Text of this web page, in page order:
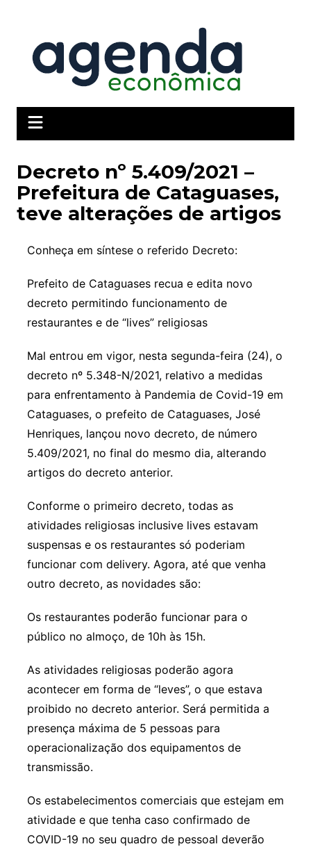
conteúdo
Decreto nº 5.409/2021 –
Prefeitura de Cataguases,
teve alterações de artigos
Conheça em síntese o referido Decreto:
Prefeito de Cataguases recua e edita novo
decreto permitindo funcionamento de
restaurantes e de “lives” religiosas
Mal entrou em vigor, nesta segunda-feira (24), o
decreto nº 5.348-N/2021, relativo a medidas
para enfrentamento à Pandemia de Covid-19 em
Cataguases, o prefeito de Cataguases, José
Henriques, lançou novo decreto, de número
5.409/2021, no final do mesmo dia, alterando
artigos do decreto anterior.
Conforme o primeiro decreto, todas as
atividades religiosas inclusive lives estavam
suspensas e os restaurantes só poderiam
funcionar com delivery. Agora, até que venha
outro decreto, as novidades são:
Os restaurantes poderão funcionar para o
público no almoço, de 10h às 15h.
As atividades religiosas poderão agora
acontecer em forma de “leves”, o que estava
proibido no decreto anterior. Será permitida a
presença máxima de 5 pessoas para
operacionalização dos equipamentos de
transmissão.
Os estabelecimentos comerciais que estejam em
atividade e que tenha caso confirmado de
COVID-19 no seu quadro de pessoal deverão